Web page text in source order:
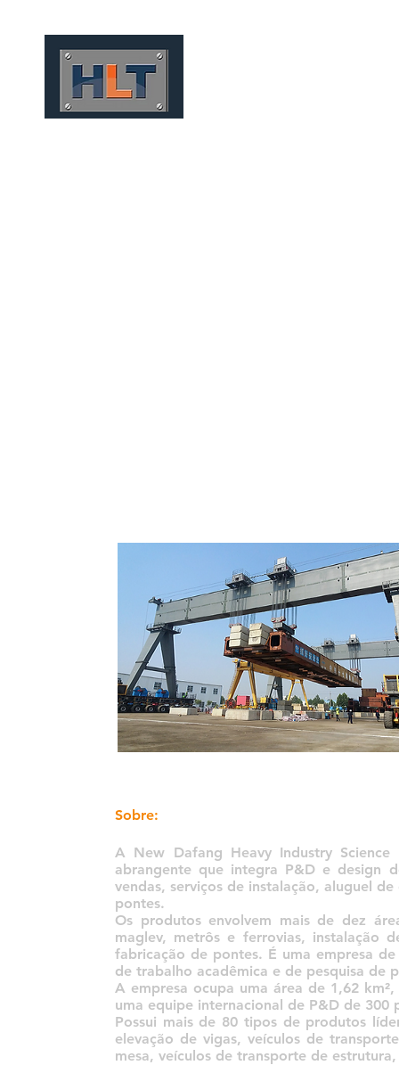
HOME QUEM SOMOS
Sobre:
A New Dafang Heavy Industry
abrangente que integra P&D e design
vendas, serviços de instalação, aluguel
pontes.
Os produtos envolvem mais de dez
maglev, metrôs e ferrovias, instalação
fabricação de pontes. É uma empresa
de trabalho acadêmica e de pesquisa de
A empresa ocupa uma área de 1,62
uma equipe internacional de P&D de 300
Possui mais de 80 tipos de produtos
elevação de vigas, veículos de
mesa, veículos de transporte de